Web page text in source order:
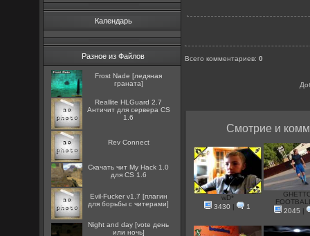
Календарь
Разное из Файлов
Frost Nade [ледяная
граната]
Reallite HLGuard 2.7
Aнтичит для сервера CS
1.6
Rev Connect
Скачать чит My Hack 1.0
для CS 1.6
Evil-Fucker v1.7 [плагин
для борьбы с читерами]
Night and day [vote день
или ночь]
Всего комментариев:0
Смотрие и
wD*
3430
| 1
2045
|